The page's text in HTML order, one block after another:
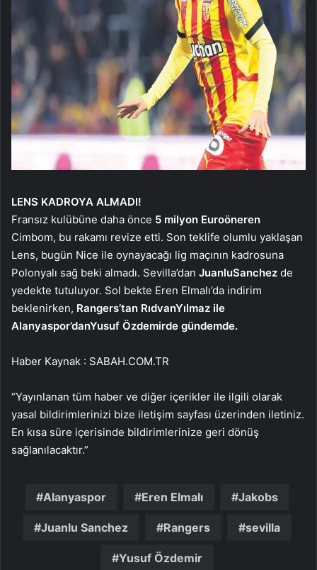
LENS KADROYA ALMADI!
Fransız kulübüne daha önce 5 milyon Euroöneren
Cimbom, bu rakamı revize etti. Son teklife olumlu yaklaşan
Lens, bugün Nice ile oynayacağı lig maçının kadrosuna
Polonyalı sağ beki almadı. Sevilla’dan JuanluSanchez de
yedekte tutuluyor. Sol bekte Eren Elmalı’da indirim
beklenirken, Rangers’tan RıdvanYılmaz ile
Alanyaspor’danYusuf Özdemirde gündemde.
Haber Kaynak : SABAH.COM.TR
“Yayınlanan tüm haber ve diğer içerikler ile ilgili olarak
yasal bildirimlerinizi bize iletişim sayfası üzerinden iletiniz.
En kısa süre içerisinde bildirimlerinize geri dönüş
sağlanılacaktır.”
Alanyaspor Eren Elmalı Jakobs
Juanlu Sanchez Rangers sevilla
Yusuf Özdemir